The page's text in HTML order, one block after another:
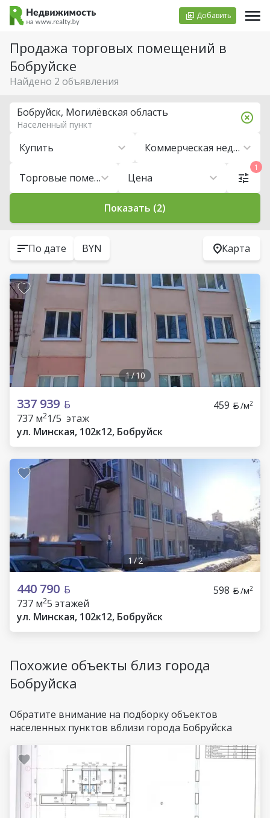
Добавить
Продажа торговых помещений в
Бобруйске
Найдено 2 объявления
Купить Коммерческая недвижимость
Торговые помещения Цена
Бобруйск, Могилёвская область
Населенный пункт
1
Показать (2)
По дате BYN Карта
1/10
337 939 459 /м2
737 м21/5 этаж
ул. Минская, 102к12, Бобруйск
1 /2
440 790 598 /м2
737 м25 этажей
ул. Минская, 102к12, Бобруйск
Похожие объекты близ города
Бобруйска
Обратите внимание на подборку объектов
населенных пунктов вблизи города Бобруйска